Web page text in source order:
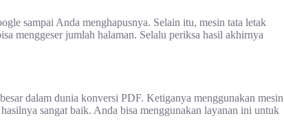
sampai Anda menghapusnya. Selain itu, mesin tata letak
menggeser jumlah halaman. Selalu periksa hasil akhirnya
dalam dunia konversi PDF. Ketiganya menggunakan mesin
sangat baik. Anda bisa menggunakan layanan ini untuk